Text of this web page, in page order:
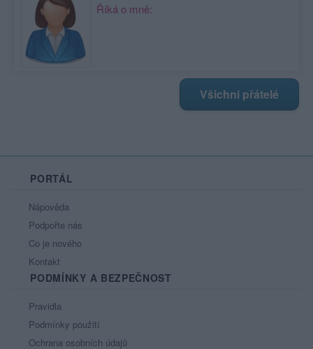
Říká o mně:
Všichni přátelé
PORTÁL
Nápověda
Podpořte nás
Co je nového
Kontakt
PODMÍNKY A BEZPEČNOST
Pravidla
Podmínky použití
Ochrana osobních údajů